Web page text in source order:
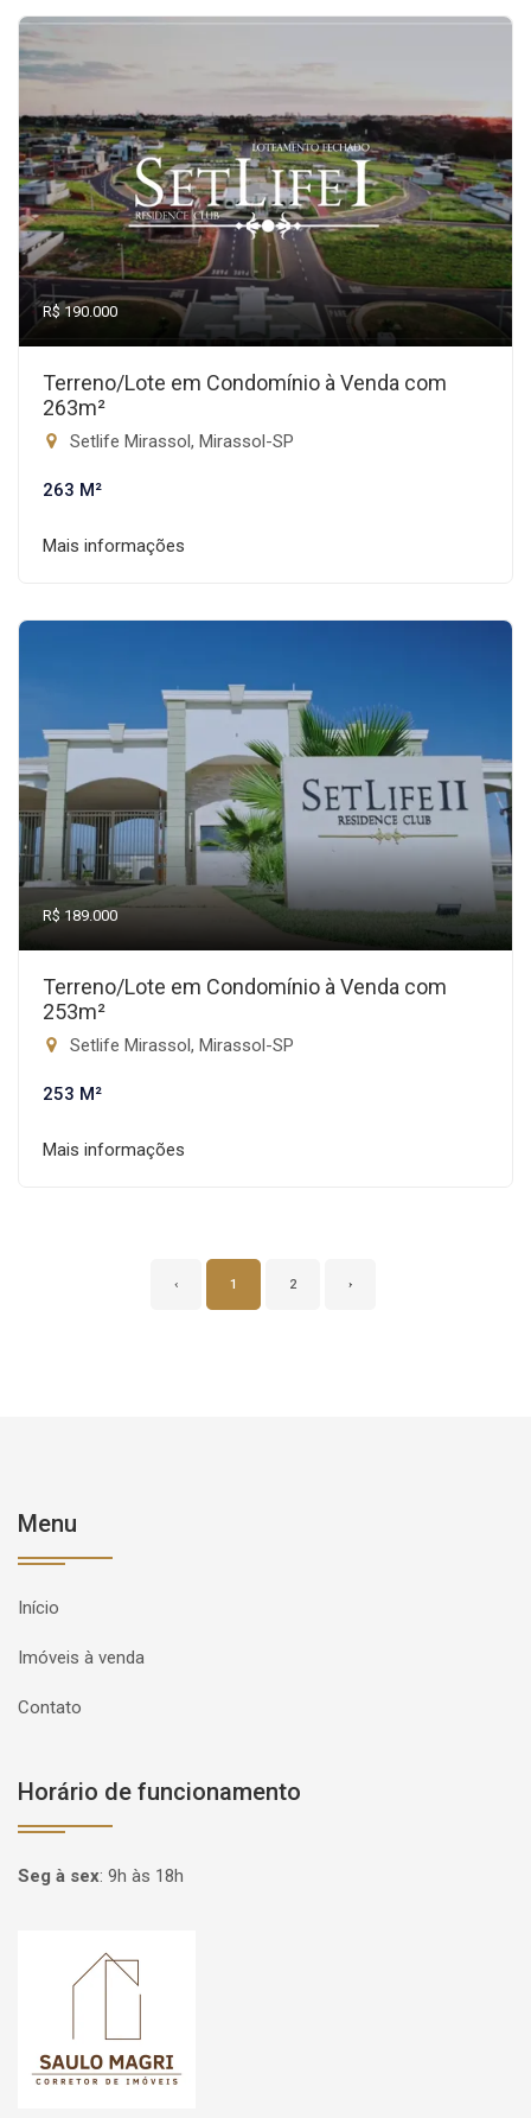
R$ 190.000
Terreno/Lote em Condomínio à Venda com
263m²
Setlife Mirassol, Mirassol-SP
263 M²
Mais informações
R$ 189.000
Terreno/Lote em Condomínio à Venda com
253m²
Setlife Mirassol, Mirassol-SP
253 M²
Mais informações
‹ 1 2 ›
Menu
Início
Imóveis à venda
Contato
Horário de funcionamento
Seg à sex: 9h às 18h
Página inicial